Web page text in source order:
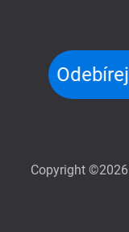
Copyright ©2026